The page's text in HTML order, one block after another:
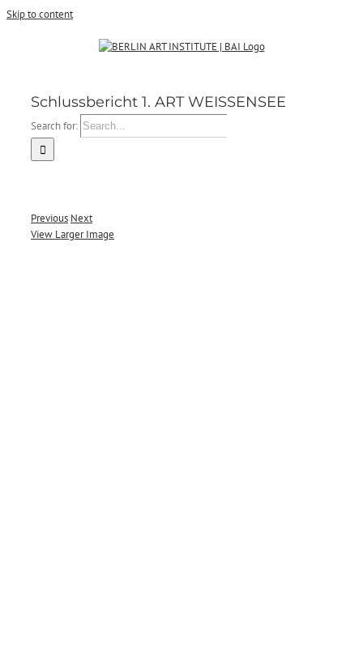
Skip to content
Schlussbericht 1. ART WEISSENSEE
Search for:
Previous Next
View Larger Image